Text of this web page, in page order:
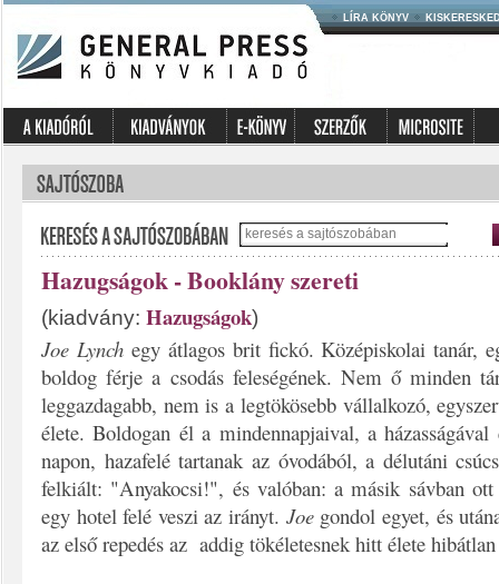
LÍRA KÖNYV
Hazugságok - Booklány szereti
(kiadvány: Hazugságok)
Joe Lynchegy átlagos brit fickó. Középiskolai tanár,
boldog férje a csodás feleségének. Nem ő minden
leggazdagabb, nem is a legtökösebb vállalkozó,
élete. Boldogan él a mindennapjaival, a
napon, hazafelé tartanak az óvodából, a délutáni
felkiált: "Anyakocsi!", és valóban: a másik sávban ott
egy hotel felé veszi az irányt. Joegondol egyet, és
az első repedés az addig tökéletesnek hitt élete